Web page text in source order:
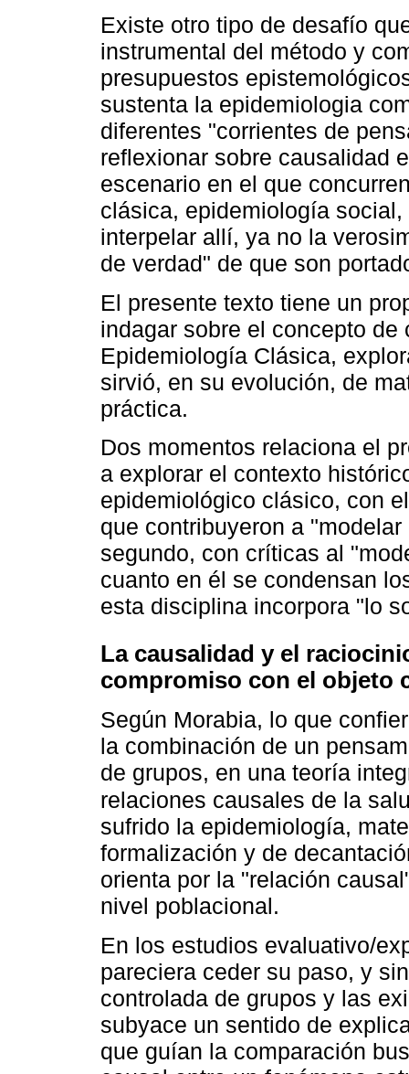
Existe otro tipo de desafío
instrumental del método y
presupuestos
sustenta la epidemiologia
diferentes "corrientes de
reflexionar sobre causalidad
escenario en el que
clásica, epidemiología
interpelar allí, ya no la
de verdad" de que son
El presente texto tiene un
indagar sobre el concepto
Epidemiología Clásica,
sirvió, en su evolución, de
práctica.
Dos momentos relaciona el
a explorar el contexto
epidemiológico clásico, con
que contribuyeron a
segundo, con críticas al
cuanto en él se condensan
esta disciplina incorpora "lo
La causalidad y el
compromiso con el objeto
Según Morabia, lo que
la combinación de un
de grupos, en una teoría
relaciones causales de la
sufrido la epidemiología,
formalización y de
orienta por la "relación
nivel poblacional.
En los estudios evaluativo/
pareciera ceder su paso, y
controlada de grupos y las
subyace un sentido de
que guían la comparación